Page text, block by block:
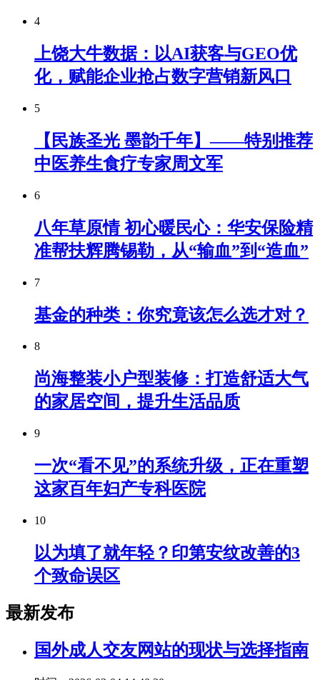
4
上饶大牛数据：以AI获客与GEO优
化，赋能企业抢占数字营销新风口
5
【民族圣光 墨韵千年】——特别推荐
中医养生食疗专家周文军
6
八年草原情 初心暖民心：华安保险精
准帮扶辉腾锡勒，从“输血”到“造血”
7
基金的种类：你究竟该怎么选才对？
8
尚海整装小户型装修：打造舒适大气
的家居空间，提升生活品质
9
一次“看不见”的系统升级，正在重塑
这家百年妇产专科医院
10
以为填了就年轻？印第安纹改善的3
个致命误区
最新发布
国外成人交友网站的现状与选择指南